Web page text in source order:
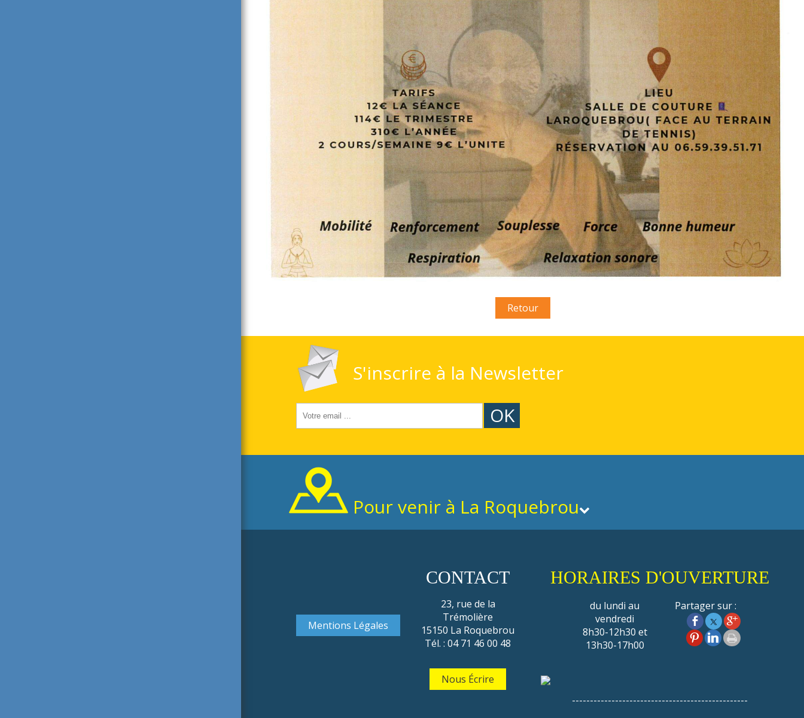
Retour
S'inscrire à la Newsletter
OK
Pour venir à La Roquebrou
Mentions Légales
CONTACT
23, rue de la
Trémolière
15150 La Roquebrou
Tél. : 04 71 46 00 48
Nous Écrire
HORAIRES D'OUVERTURE
du lundi au
vendredi
8h30-12h30 et
13h30-17h00
Partager sur :
-------------------------------------------------